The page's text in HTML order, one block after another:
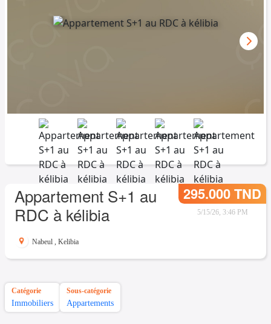
Appartement S+1 au
RDC à kélibia
295.000 TND
5/15/26, 3:46 PM
Nabeul , Kelibia
Catégorie
Immobiliers
Sous-catégorie
Appartements